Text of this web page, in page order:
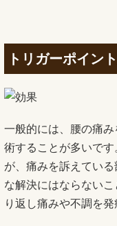
トリガーポイン
一般的には、腰の痛
術することが多いで
が、痛みを訴えてい
な解決にはならない
り返し痛みや不調を発